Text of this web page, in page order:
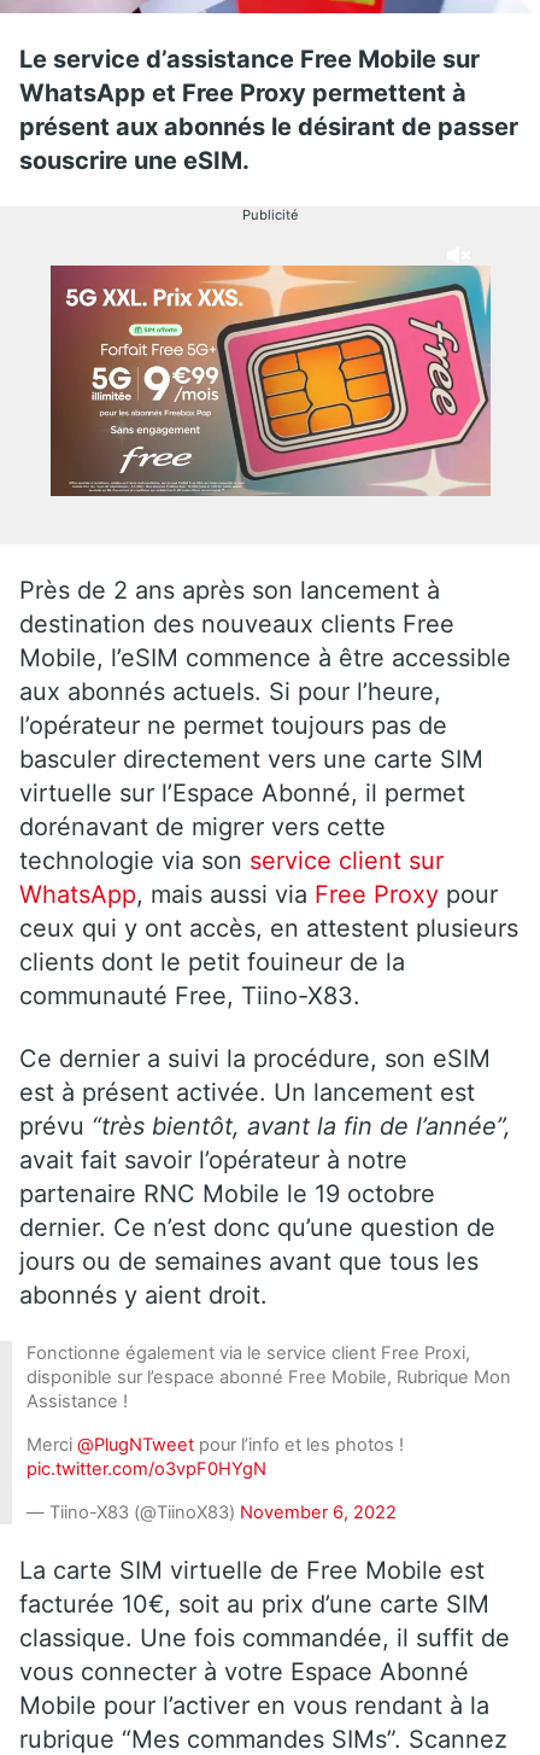
Le service d’assistance Free Mobile sur
WhatsApp et Free Proxy permettent à
présent aux abonnés le désirant de passer
souscrire une eSIM.
Publicité
Près de 2 ans après son lancement à
destination des nouveaux clients Free
Mobile, l’eSIM commence à être accessible
aux abonnés actuels. Si pour l’heure,
l’opérateur ne permet toujours pas de
basculer directement vers une carte SIM
virtuelle sur l’Espace Abonné, il permet
dorénavant de migrer vers cette
technologie via son service client sur
WhatsApp, mais aussi via Free Proxy pour
ceux qui y ont accès, en attestent plusieurs
clients dont le petit fouineur de la
communauté Free, Tiino-X83.
Ce dernier a suivi la procédure, son eSIM
est à présent activée. Un lancement est
prévu “très bientôt, avant la fin de l’année”,
avait fait savoir l’opérateur à notre
partenaire RNC Mobile le 19 octobre
dernier. Ce n’est donc qu’une question de
jours ou de semaines avant que tous les
abonnés y aient droit.
Fonctionne également via le service client Free Proxi,
disponible sur l’espace abonné Free Mobile, Rubrique Mon
Assistance !
Merci @PlugNTweet pour l’info et les photos !
pic.twitter.com/o3vpF0HYgN
— Tiino-X83 (@TiinoX83) November 6, 2022
La carte SIM virtuelle de Free Mobile est
facturée 10€, soit au prix d’une carte SIM
classique. Une fois commandée, il suffit de
vous connecter à votre Espace Abonné
Mobile pour l’activer en vous rendant à la
rubrique “Mes commandes SIMs”. Scannez